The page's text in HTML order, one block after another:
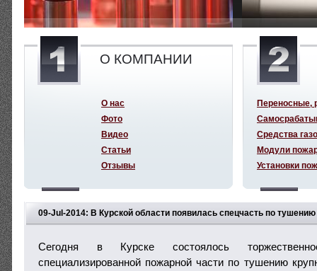
09-Jul-2014: В Курской области появилась спецчасть по
Сегодня в Курске состоялось
специализированной пожарной части по тушению
О КОМПАНИИ
О нас
Фото
Видео
Статьи
Отзывы
Переносные,
Средства
Модули
Установки